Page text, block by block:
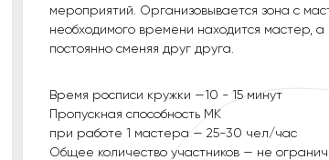
КЛАССОМ, ГДЕ НА ПРОТЯЖЕНИИ
МАСТЕР, А ГОСТИ ПРИНИМАЮТ УЧАСТИЕ
ПРОПУСКНАЯ СПОСОБНОСТЬ МК
ПРИ РАБОТЕ 1 МАСТЕРА — 3-5 ЧЕЛ/ЧАС
ОБЩЕЕ КОЛИЧЕСТВО УЧАСТНИКОВ — НЕ
Время росписи кружки —10 - 15 минут
Пропускная способность МК
при работе 1 мастера — 25-30 чел/час
Общее количество участников — не
мероприятий. Организовывается зона с
необходимого времени находится мастер,
постоянно сменяя друг друга.